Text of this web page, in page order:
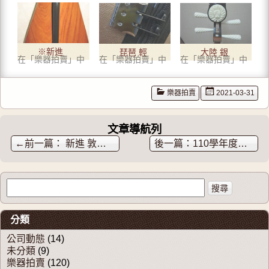
在
新
視
窗
開
啟
c
o
k
(
在
新
窗
)
l
新
窗
中
啟
※新進
出，感
謝各界
購
在「樂器拍賣」中
琵琶 輕
在「樂器拍賣」中
大陸 銀
師 徐寅
師傅製
花梨木
琵琶
在「樂器拍賣」中
樂器拍賣 2021-03-31
文章導航列
← 新進 敦煌古箏 老紅木和 非洲紫檀 110學年度全國音樂比賽 本音樂教室得獎學生
分類
公司動態 (14)
未分類 (9)
樂器拍賣 (120)